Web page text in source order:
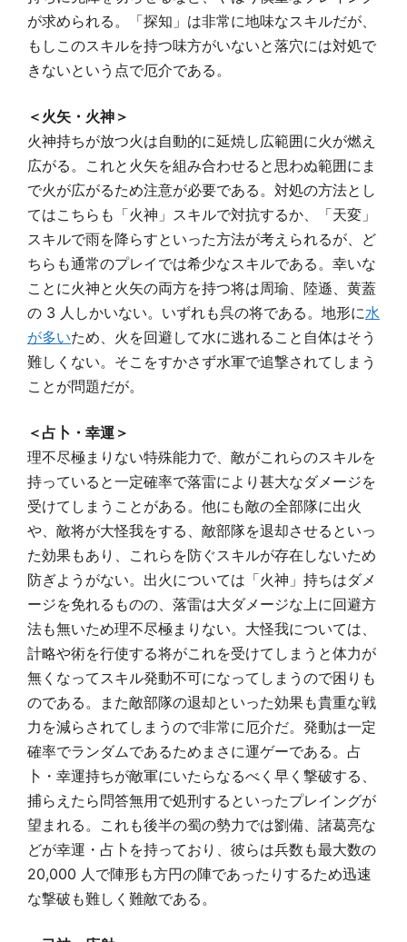
が求められる。「探知」は非常に地味なスキルだが、
もしこのスキルを持つ味方がいないと落穴には対処で
きないという点で厄介である。
＜火矢・火神＞
火神持ちが放つ火は自動的に延焼し広範囲に火が燃え
広がる。これと火矢を組み合わせると思わぬ範囲にま
で火が広がるため注意が必要である。対処の方法とし
てはこちらも「火神」スキルで対抗するか、「天変」
スキルで雨を降らすといった方法が考えられるが、ど
ちらも通常のプレイでは希少なスキルである。幸いな
ことに火神と火矢の両方を持つ将は周瑜、陸遜、黄蓋
の 3 人しかいない。いずれも呉の将である。地形に水
が多いため、火を回避して水に逃れること自体はそう
難しくない。そこをすかさず水軍で追撃されてしまう
ことが問題だが。
＜占卜・幸運＞
理不尽極まりない特殊能力で、敵がこれらのスキルを
持っていると一定確率で落雷により甚大なダメージを
受けてしまうことがある。他にも敵の全部隊に出火
や、敵将が大怪我をする、敵部隊を退却させるといっ
た効果もあり、これらを防ぐスキルが存在しないため
防ぎようがない。出火については「火神」持ちはダメ
ージを免れるものの、落雷は大ダメージな上に回避方
法も無いため理不尽極まりない。大怪我については、
計略や術を行使する将がこれを受けてしまうと体力が
無くなってスキル発動不可になってしまうので困りも
のである。また敵部隊の退却といった効果も貴重な戦
力を減らされてしまうので非常に厄介だ。発動は一定
確率でランダムであるためまさに運ゲーである。占
卜・幸運持ちが敵軍にいたらなるべく早く撃破する、
捕らえたら問答無用で処刑するといったプレイングが
望まれる。これも後半の蜀の勢力では劉備、諸葛亮な
どが幸運・占卜を持っており、彼らは兵数も最大数の
20,000 人で陣形も方円の陣であったりするため迅速
な撃破も難しく難敵である。